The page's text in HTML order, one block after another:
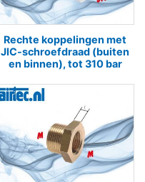
Rechte koppelingen met
JIC-schroefdraad (buiten
en binnen), tot 310 bar